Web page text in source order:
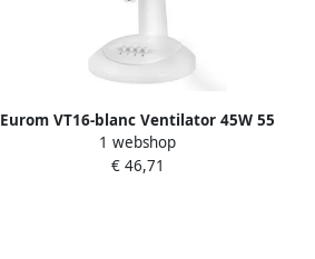
Eurom VT16-blanc Ventilator 45W 55
5cm 385441
1 webshop
€ 46,71